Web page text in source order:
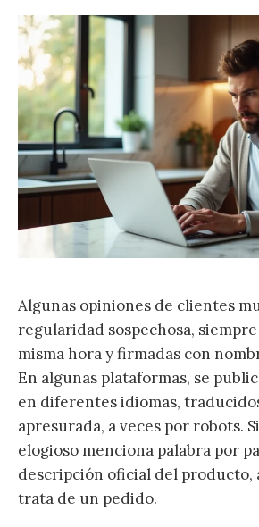
Algunas opiniones de clientes
regularidad sospechosa,
misma hora y firmadas con
En algunas plataformas, se
en diferentes idiomas,
apresurada, a veces por robots.
elogioso menciona palabra por
descripción oficial del producto,
trata de un pedido.